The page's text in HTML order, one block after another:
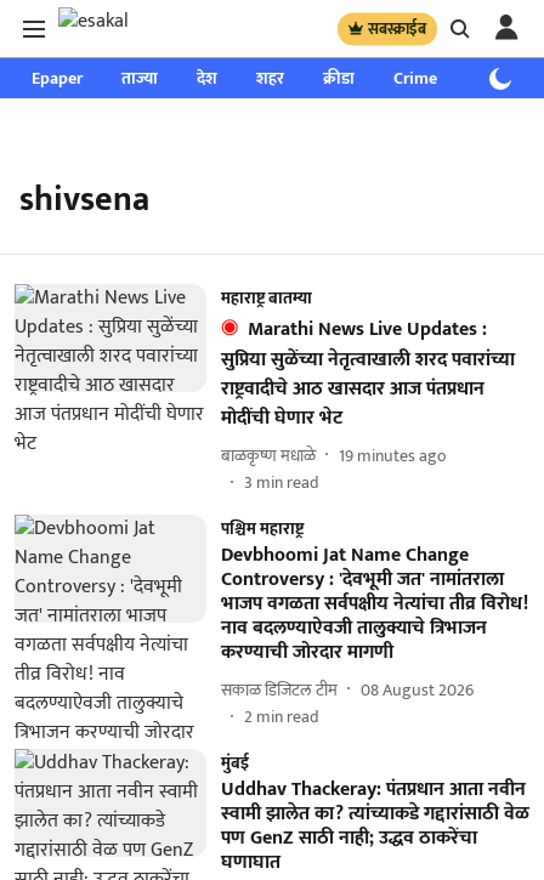
सबस्क्राईब
Epaper ताज्या देश शहर क्रीडा Crime साप्ताहिक
shivsena
महाराष्ट्र बातम्या
Marathi News Live Updates :
सुप्रिया सुळेंच्या नेतृत्वाखाली शरद पवारांच्या
राष्ट्रवादीचे आठ खासदार आज पंतप्रधान
मोदींची घेणार भेट
बाळकृष्ण मधाळे
19 minutes ago
3 min read
पश्चिम महाराष्ट्र
Devbhoomi Jat Name Change
Controversy : 'देवभूमी जत' नामांतराला
भाजप वगळता सर्वपक्षीय नेत्यांचा तीव्र विरोध!
नाव बदलण्याऐवजी तालुक्याचे त्रिभाजन
करण्याची जोरदार मागणी
सकाळ डिजिटल टीम
08 August 2026
2min read
मुंबई
Uddhav Thackeray: पंतप्रधान आता नवीन
स्वामी झालेत का? त्यांच्याकडे गद्दारांसाठी वेळ
पण GenZ साठी नाही; उद्धव ठाकरेंचा
घणाघात